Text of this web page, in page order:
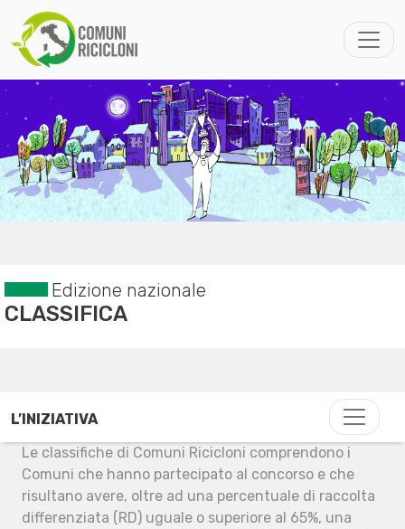
Edizione nazionale
CLASSIFICA
L’INIZIATIVA
Le classifiche di Comuni Ricicloni comprendono i
Comuni che hanno partecipato al concorso e che
risultano avere, oltre ad una percentuale di raccolta
differenziata (RD) uguale o superiore al 65%, una